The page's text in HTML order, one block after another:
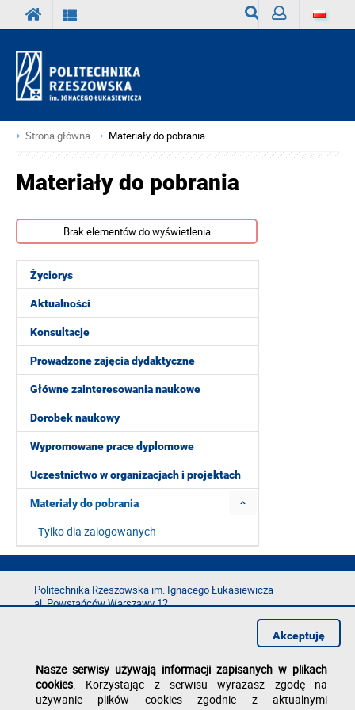
Strona główna Materiały do pobrania
Życiorys
Aktualności
Konsultacje
Prowadzone zajęcia dydaktyczne
Główne zainteresowania naukowe
Dorobek naukowy
Wypromowane prace dyplomowe
Uczestnictwo w organizacjach i projektach
Materiały do pobrania
Tylko dla zalogowanych
Materiały do pobrania
Brak elementów do wyświetlenia
Politechnika Rzeszowska im. Ignacego Łukasiewicza
al. Powstańców Warszawy 12
e-mail:kancelaria@prz.edu.pl
Deklaracja dostępności
Nasze serwisy używają informacji zapisanych w plikach
cookies. Korzystając z serwisu wyrażasz zgodę na
używanie plików cookies zgodnie z aktualnymi
Akceptuję